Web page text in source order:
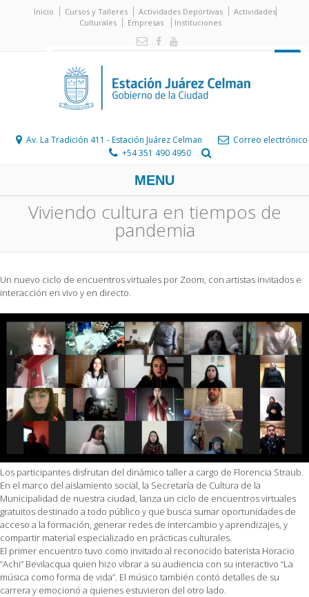
Inicio Cursos y Talleres Actividades Deportivas
Actividades
Culturales
Empresas Instituciones
Av. La Tradición 411 - Estación Juárez Celman
Correo electrónico
+54 351 490 4950
MENU
Viviendo cultura en tiempos de
pandemia
Un nuevo ciclo de encuentros virtuales por Zoom, con artistas invitados e
interacción en vivo y en directo.
Los participantes disfrutan del dinámico taller a cargo de Florencia Straub.
En el marco del aislamiento social, la Secretaría de Cultura de la
Municipalidad de nuestra ciudad, lanza un ciclo de encuentros virtuales
gratuitos destinado a todo público y que busca sumar oportunidades de
acceso a la formación, generar redes de intercambio y aprendizajes, y
compartir material especializado en prácticas culturales.
El primer encuentro tuvo como invitado al reconocido baterista Horacio
“Achi” Bevilacqua quien hizo vibrar a su audiencia con su interactivo “La
música como forma de vida”. El músico también contó detalles de su
carrera y emocionó a quienes estuvieron del otro lado.